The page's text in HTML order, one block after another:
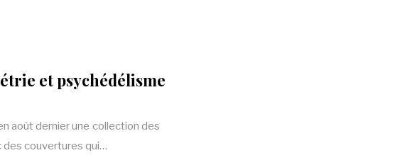
et psychédélisme
août dernier une collection des
des couvertures qui…